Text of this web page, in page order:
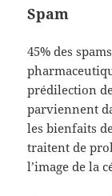
Spam
45% des
prédilection
parviennent
les bienfaits
traitent de
l’image de la